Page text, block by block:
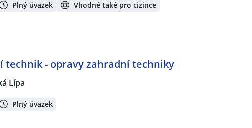
Plný úvazek Vhodné také pro cizince
technik - opravy zahradní techniky
Lípa
Plný úvazek